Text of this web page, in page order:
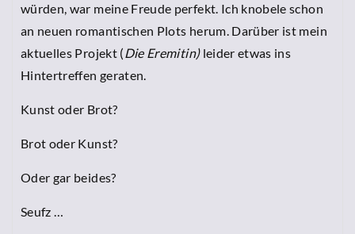
würden, war meine Freude perfekt. Ich knobele schon
an neuen romantischen Plots herum. Darüber ist mein
aktuelles Projekt (Die Eremitin)leider etwas ins
Hintertreffen geraten.
Kunst oder Brot?
Brot oder Kunst?
Oder gar beides?
Seufz …